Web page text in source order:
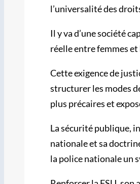
l’universalité des
Il y va d’une société
réelle entre femmes et
Cette exigence de
structurer les modes
plus précaires et
La sécurité publique,
nationale et sa
la police nationale un